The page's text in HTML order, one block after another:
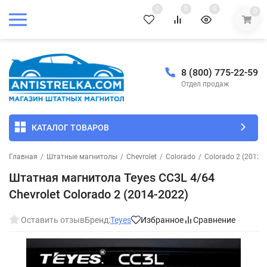
0 0 0 0
8 (800) 775-22-59
Отдел продаж
КАТАЛОГ ТОВАРОВ
Главная / Штатные магнитолы / Chevrolet / Colorado / Colorado 2 (2012-
Штатная магнитола Teyes CC3L 4/64
Chevrolet Colorado 2 (2014-2022)
Оставить отзывБренд:Teyes Избранное Сравнение